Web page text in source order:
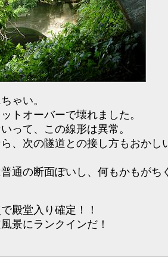
ゃい。
トオーバーで壊れました。
って、この線形は異常。
、次の隧道との接し方もおかし
通の断面ぽいし、何もかもがち
殿堂入り確定！！
景にランクインだ！